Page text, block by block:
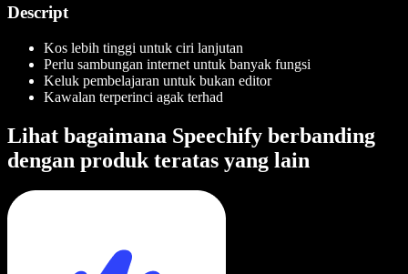
Descript
Kos lebih tinggi untuk ciri lanjutan
Perlu sambungan internet untuk banyak fungsi
Keluk pembelajaran untuk bukan editor
Kawalan terperinci agak terhad
Lihat bagaimana Speechify berbanding
dengan produk teratas yang lain